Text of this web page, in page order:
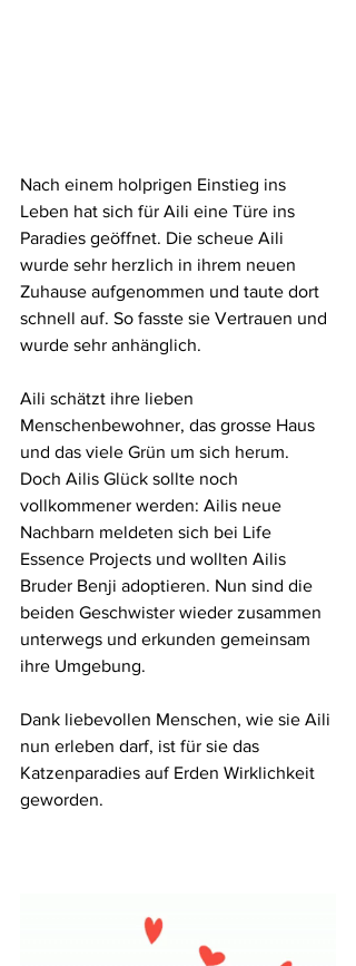
Nach einem holprigen Einstieg ins
Leben hat sich für Aili eine Türe ins
Paradies geöffnet. Die scheue Aili
wurde sehr herzlich in ihrem neuen
Zuhause aufgenommen und taute dort
schnell auf. So fasste sie Vertrauen und
wurde sehr anhänglich.
Aili schätzt ihre lieben
Menschenbewohner, das grosse Haus
und das viele Grün um sich herum.
Doch Ailis Glück sollte noch
vollkommener werden: Ailis neue
Nachbarn meldeten sich bei Life
Essence Projects und wollten Ailis
Bruder Benji adoptieren. Nun sind die
beiden Geschwister wieder zusammen
unterwegs und erkunden gemeinsam
ihre Umgebung.
Dank liebevollen Menschen, wie sie Aili
nun erleben darf, ist für sie das
Katzenparadies auf Erden Wirklichkeit
geworden.